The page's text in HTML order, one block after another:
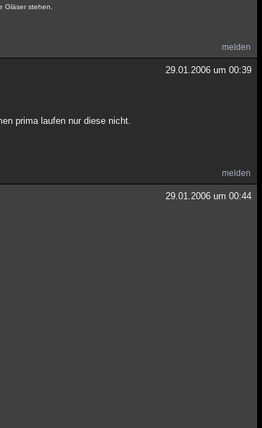
Gläser stehen.
melden
29.01.2006 um 00:39
prima laufen nur diese nicht.
melden
29.01.2006 um 00:44